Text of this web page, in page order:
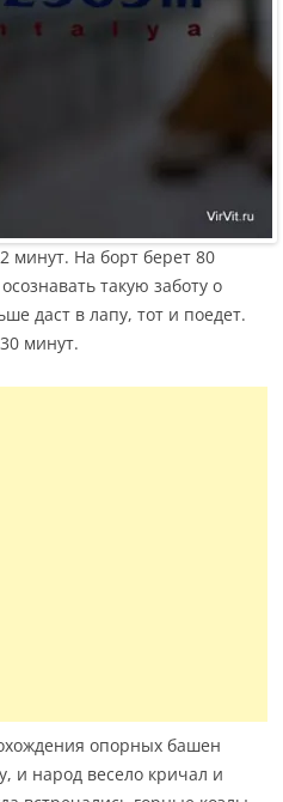
минут. На борт берет 80
такую заботу о
даст в лапу, тот и поедет.
минут.
опорных башен
и народ весело кричал и